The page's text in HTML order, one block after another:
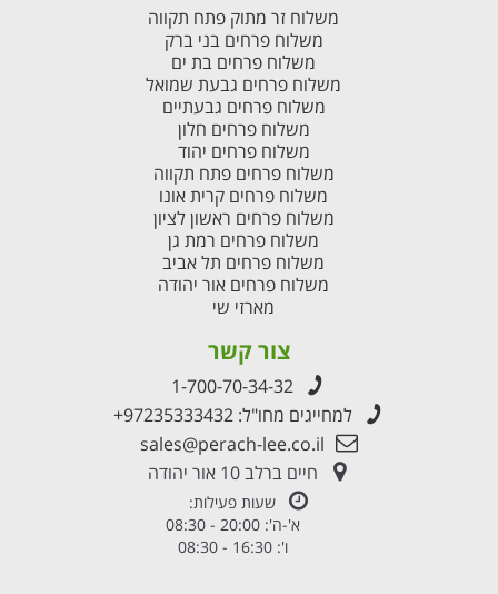
משלוח זר מתוק פתח תקווה
משלוח פרחים בני ברק
משלוח פרחים בת ים
משלוח פרחים גבעת שמואל
משלוח פרחים גבעתיים
משלוח פרחים חלון
משלוח פרחים יהוד
משלוח פרחים פתח תקווה
משלוח פרחים קרית אונו
משלוח פרחים ראשון לציון
משלוח פרחים רמת גן
משלוח פרחים תל אביב
משלוח פרחים אור יהודה
מארזי שי
צור קשר
1-700-70-34-32
למחייגים מחו"ל:+97235333432
sales@perach-lee.co.il
חיים ברלב 10 אור יהודה
שעות פעילות:
א'-ה': 20:00 - 08:30
ו': 16:30 - 08:30